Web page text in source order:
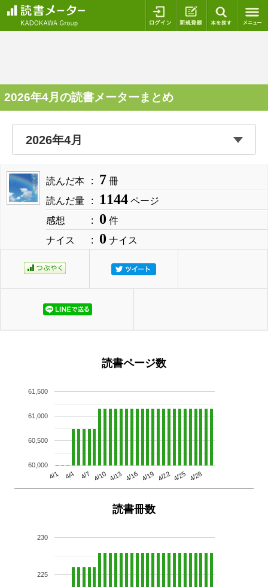
ログイン 新規登録
2026年4月の読書メーターまとめ
読んだ本 7 冊
読んだ量
1144 ページ
感想
0 件
ナイス
0 ナイス
読書ページ数
4/1 4/4 4/7 4/10 4/13 4/16 4/19 4/22 4/25 4/28
60,000
60,500
61,000
61,500
読書冊数
225
230